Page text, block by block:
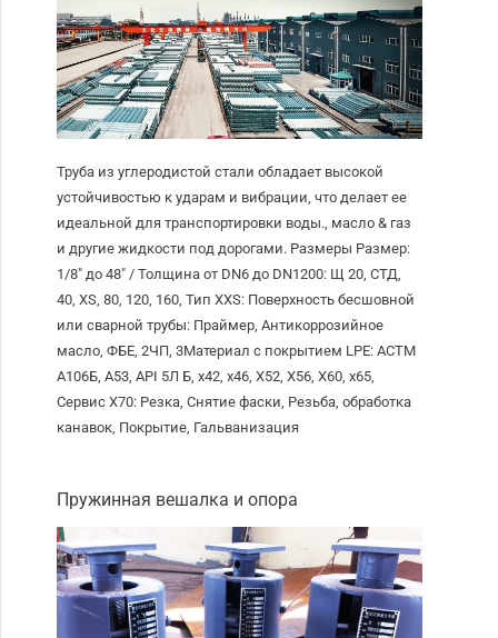
Труба из углеродистой стали обладает высокой
устойчивостью к ударам и вибрации, что делает ее
идеальной для транспортировки воды., масло & газ
и другие жидкости под дорогами. Размеры Размер:
1/8″ до 48″ / Толщина от DN6 до DN1200: Щ 20, СТД,
40, XS, 80, 120, 160, Тип XXS: Поверхность бесшовной
или сварной трубы: Праймер, Антикоррозийное
масло, ФБЕ, 2ЧП, 3Материал с покрытием LPE: АСТМ
А106Б, А53, API 5Л Б, х42, х46, Х52, Х56, Х60, х65,
Сервис X70: Резка, Снятие фаски, Резьба, обработка
канавок, Покрытие, Гальванизация
Пружинная вешалка и опора